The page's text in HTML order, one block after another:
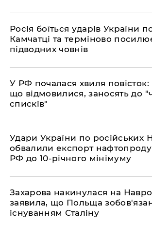
​Росія боїться ударів України
Камчатці та терміново
підводних човнів
​У РФ почалася хвиля повісток:
що відмовилися, заносять до
списків"
​Удари України по російських
обвалили експорт
РФ до 10-річного мінімуму
​Захарова накинулася на
заявила, що Польща
існуванням Сталіну